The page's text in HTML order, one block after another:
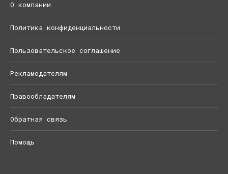
О компании
Политика конфиденциальности
Пользовательское соглашение
Рекламодателям
Правообладателям
Обратная связь
Помощь